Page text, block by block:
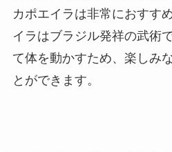
カポエイラは非常におすす
イラはブラジル発祥の武術
て体を動かすため、楽しみ
とができます。